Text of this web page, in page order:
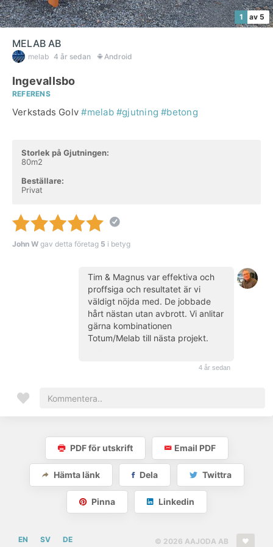
1 av 5
MELAB AB
melab 4 år sedan Android
Ingevallsbo
REFERENS
Verkstads Golv#melab #gjutning #betong
Storlek på Gjutningen:
80m2
Beställare:
Privat
John W gav detta företag 5 i betyg
Tim & Magnus var effektiva och
proffsiga och resultatet är vi
väldigt nöjda med. De jobbade
hårt nästan utan avbrott. Vi anlitar
gärna kombinationen
Totum/Melab till nästa projekt.
4 år sedan
PDF för utskrift Email PDF
Hämta länk Dela Twittra
Pinna Linkedin
© 2026 AAJODA AB
EN SV DE